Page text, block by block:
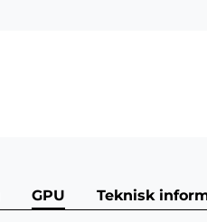
GPU Teknisk